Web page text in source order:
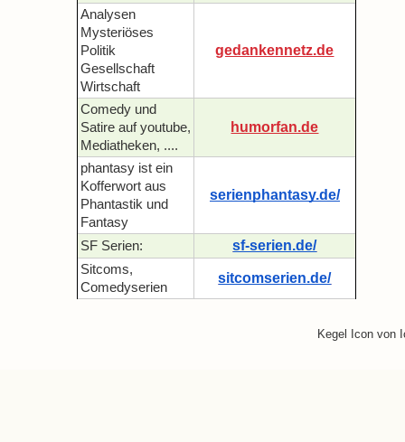
Analysen
Mysteriöses
Politik
Gesellschaft
Wirtschaft
gedankennetz.de
Comedy und
Satire auf youtube,
Mediatheken, ....
humorfan.de
phantasy ist ein
Kofferwort aus
Phantastik und
Fantasy
serienphantasy.de/
SF Serien: sf-serien.de/
Sitcoms,
Comedyserien
sitcomserien.de/
Kegel Icon von